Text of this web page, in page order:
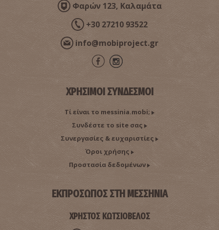
Φαρών 123, Καλαμάτα
+30 27210 93522
info@mobiproject.gr
ΧΡΗΣΙΜΟΙ ΣΥΝΔΕΣΜΟΙ
Τί είναι το messinia.mobi;
Συνδέστε το site σας
Συνεργασίες & ευχαριστίες
Όροι χρήσης
Προστασία δεδομένων
ΕΚΠΡΟΣΩΠΟΣ ΣΤΗ ΜΕΣΣΗΝΙΑ
ΧΡΗΣΤΟΣ ΚΩΤΣΙΟΒΕΛΟΣ